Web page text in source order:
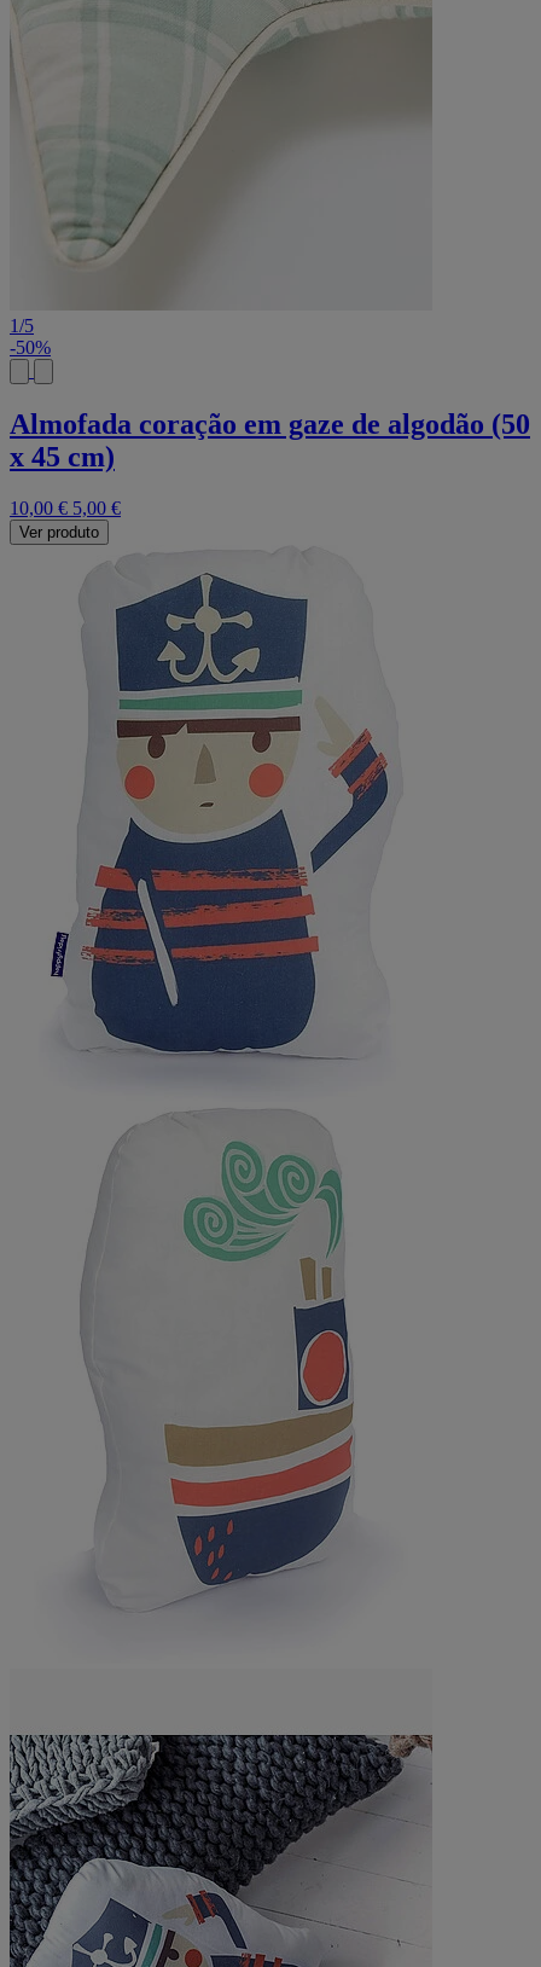
1/5
-50%
Almofada coração em gaze de algodão (50
x 45 cm)
10,00 € 5,00 €
Ver produto